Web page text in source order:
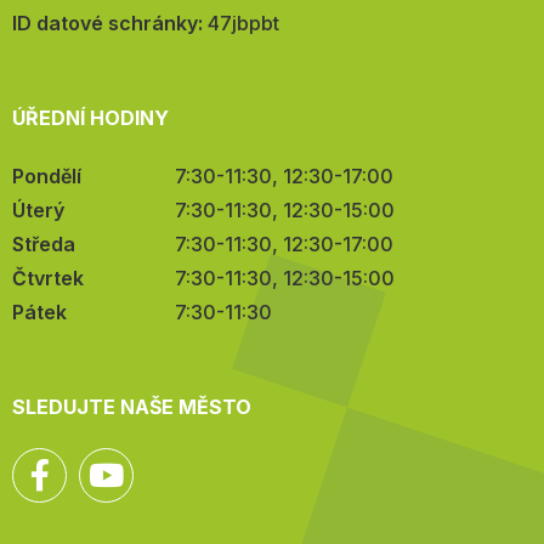
mail:
ID datové schránky: 47jbpbt
ÚŘEDNÍ HODINY
Pondělí
7:30-11:30, 12:30-17:00
Úterý
7:30-11:30, 12:30-15:00
Středa
7:30-11:30, 12:30-17:00
Čtvrtek
7:30-11:30, 12:30-15:00
Pátek
7:30-11:30
SLEDUJTE NAŠE MĚSTO
Facebook